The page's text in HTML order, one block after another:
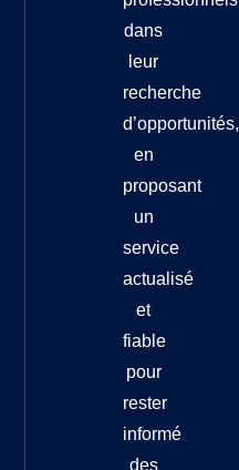
dans
leur
recherche
d’opportunités,
en
proposant
un
service
actualisé
et
fiable
pour
rester
informé
des